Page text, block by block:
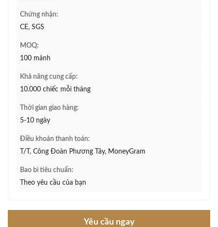
Chứng nhận:
CE, SGS
MOQ:
100 mảnh
Khả năng cung cấp:
10.000 chiếc mỗi tháng
Thời gian giao hàng:
5-10 ngày
Điều khoản thanh toán:
T/T, Công Đoàn Phương Tây, MoneyGram
Bao bì tiêu chuẩn:
Theo yêu cầu của bạn
Yêu cầu ngay